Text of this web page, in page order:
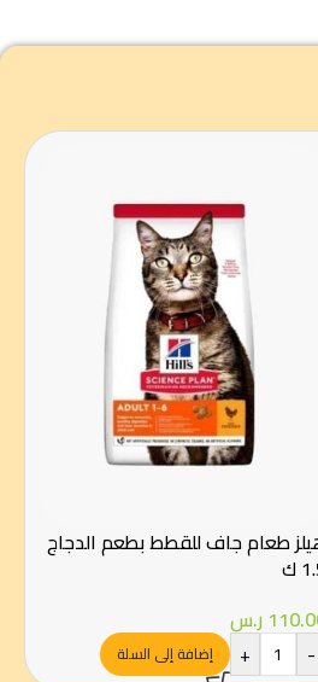
طعام جاف للقطط بطعم الدجاج
ك
ر.س
-
+ إضافة إلى السلة